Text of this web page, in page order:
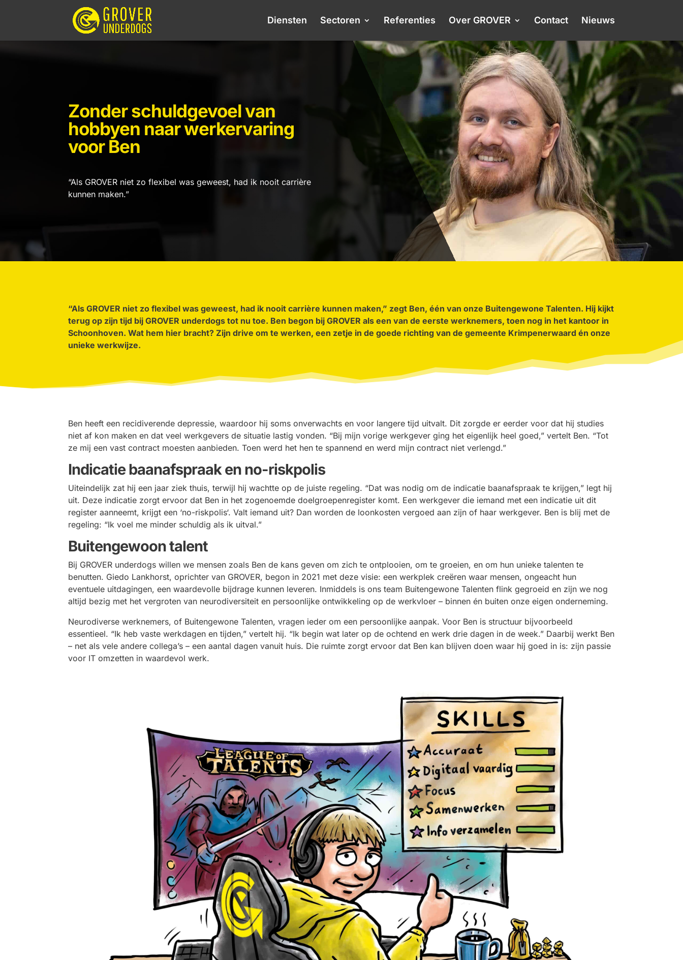
Diensten Sectoren Referenties Over GROVER Contact Nieuws
Zonder schuldgevoel van
hobbyen naar werkervaring
voor Ben
“Als GROVER niet zo flexibel was geweest, had ik nooit carrière
kunnen maken.”
“Als GROVER niet zo flexibel was geweest, had ik nooit carrière kunnen maken,” zegt Ben, één van onze Buitengewone Talenten. Hij kijkt
terug op zijn tijd bij GROVER underdogs tot nu toe. Ben begon bij GROVER als een van de eerste werknemers, toen nog in het kantoor in
Schoonhoven. Wat hem hier bracht? Zijn drive om te werken, een zetje in de goede richting van de gemeente Krimpenerwaard én onze
unieke werkwijze.
Ben heeft een recidiverende depressie, waardoor hij soms onverwachts en voor langere tijd uitvalt. Dit zorgde er eerder voor dat hij studies
niet af kon maken en dat veel werkgevers de situatie lastig vonden. “Bij mijn vorige werkgever ging het eigenlijk heel goed,” vertelt Ben. “Tot
ze mij een vast contract moesten aanbieden. Toen werd het hen te spannend en werd mijn contract niet verlengd.”
Indicatie baanafspraak en no-riskpolis
Uiteindelijk zat hij een jaar ziek thuis, terwijl hij wachtte op de juiste regeling. “Dat was nodig om de indicatie baanafspraak te krijgen,” legt hij
uit. Deze indicatie zorgt ervoor dat Ben in het zogenoemde doelgroepenregister komt. Een werkgever die iemand met een indicatie uit dit
register aanneemt, krijgt een ‘no-riskpolis‘. Valt iemand uit? Dan worden de loonkosten vergoed aan zijn of haar werkgever. Ben is blij met de
regeling: “Ik voel me minder schuldig als ik uitval.”
Buitengewoon talent
Bij GROVER underdogs willen we mensen zoals Ben de kans geven om zich te ontplooien, om te groeien, en om hun unieke talenten te
benutten. Giedo Lankhorst, oprichter van GROVER, begon in 2021 met deze visie: een werkplek creëren waar mensen, ongeacht hun
eventuele uitdagingen, een waardevolle bijdrage kunnen leveren. Inmiddels is ons team Buitengewone Talenten flink gegroeid en zijn we nog
altijd bezig met het vergroten van neurodiversiteit en persoonlijke ontwikkeling op de werkvloer – binnen én buiten onze eigen onderneming.
Neurodiverse werknemers, of Buitengewone Talenten, vragen ieder om een persoonlijke aanpak. Voor Ben is structuur bijvoorbeeld
essentieel. “Ik heb vaste werkdagen en tijden,” vertelt hij. “Ik begin wat later op de ochtend en werk drie dagen in de week.” Daarbij werkt Ben
– net als vele andere collega’s – een aantal dagen vanuit huis. Die ruimte zorgt ervoor dat Ben kan blijven doen waar hij goed in is: zijn passie
voor IT omzetten in waardevol werk.